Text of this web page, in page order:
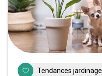
Tendances jardinage